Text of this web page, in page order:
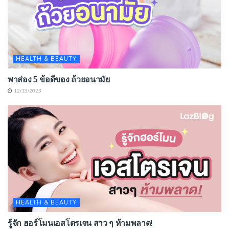
HEALTH & BEAUTY
พาส่อง 5 ข้อดีของ ถ้วยอนามัย
12/13/2023
HEALTH & BEAUTY
รู้จัก ฮอร์โมนเอสโตรเจน สาว ๆ ห้ามพลาด!